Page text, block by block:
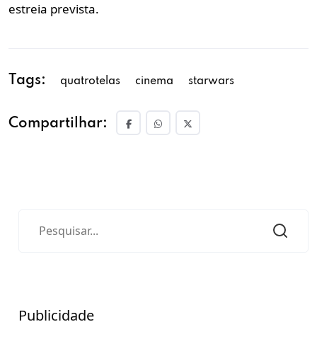
estreia prevista.
Tags: quatrotelas cinema starwars
Compartilhar:
Publicidade